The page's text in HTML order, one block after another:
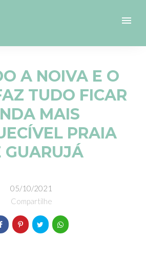
menu
A NOIVA E O
TUDO FICAR
MAIS
PRAIA
GUARUJÁ
05/10/2021
Compartilhe